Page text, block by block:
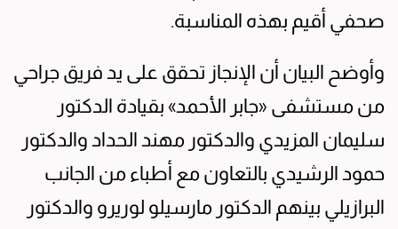
صحفي أقيم بهذه المناسبة.
وأوضح البيان أن الإنجاز تحقق على يد فريق جراحي
من مستشفى «جابر الأحمد» بقيادة الدكتور
سليمان المزيدي والدكتور مهند الحداد والدكتور
حمود الرشيدي بالتعاون مع أطباء من الجانب
البرازيلي بينهم الدكتور مارسيلو لوريرو والدكتور